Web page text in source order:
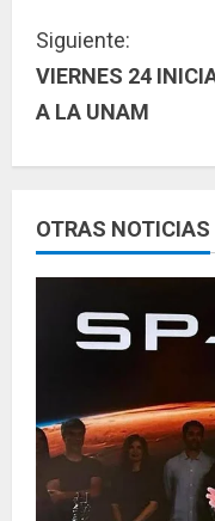
u
e
l
e
y
d
o
Siguiente:
VIERNES 24
A LA UNAM
OTRAS NOTICIAS